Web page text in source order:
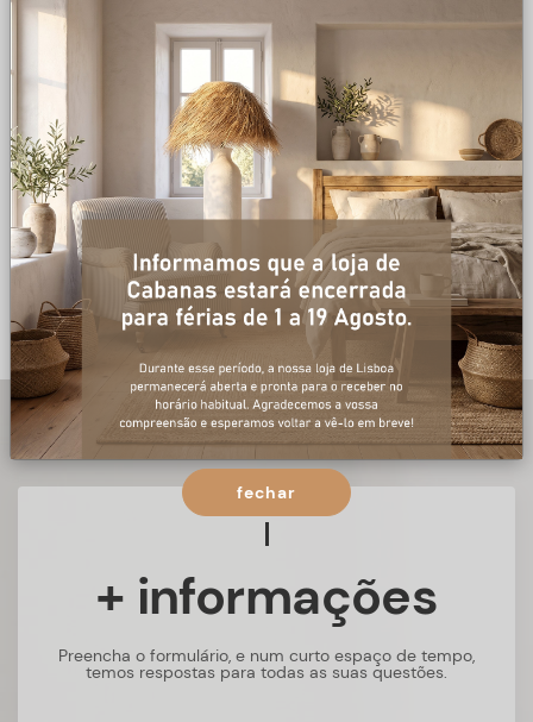
+ informações
Preencha o formulário, e num curto espaço de tempo,
temos respostas para todas as suas questões.
fechar